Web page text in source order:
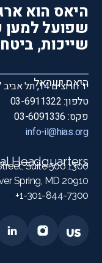
היאס הוא
שפועל למען
שייכות,
היאס ישראל
יד חרוצים 14, תל אביב 6770007
טלפון: 03-6911322
פקס: 03-6091336
info-il@hias.org
Headquarters
1300 Spring Street, Suite 500
Spring, MD 20910
1-301-844-7300+